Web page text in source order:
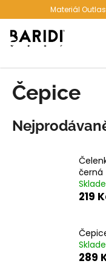
na
obsah
Materiál
Čepice
černá
219
289
o
k
Zpět
Zpět
C
o
p
t